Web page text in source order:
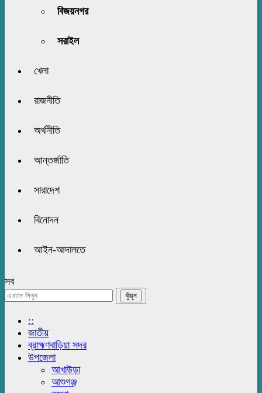
বিজয়নগর
সরাইল
খেলা
রাজনীতি
অর্থনীতি
আন্তর্জাতি
সারাদেশ
বিনোদন
আইন-আদালতে
সব
::
জাতীয়
ব্রাহ্মণবাড়িয়া সদর
উপজেলা
আখাউড়া
আশুগঞ্জ